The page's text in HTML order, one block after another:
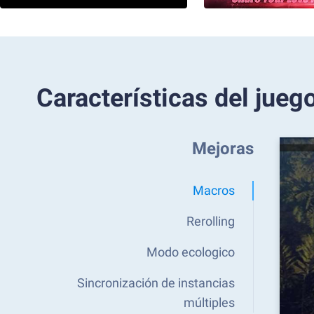
Características del
Mejoras
Macros
Rerolling
Modo ecologico
Sincronización de instancias
múltiples